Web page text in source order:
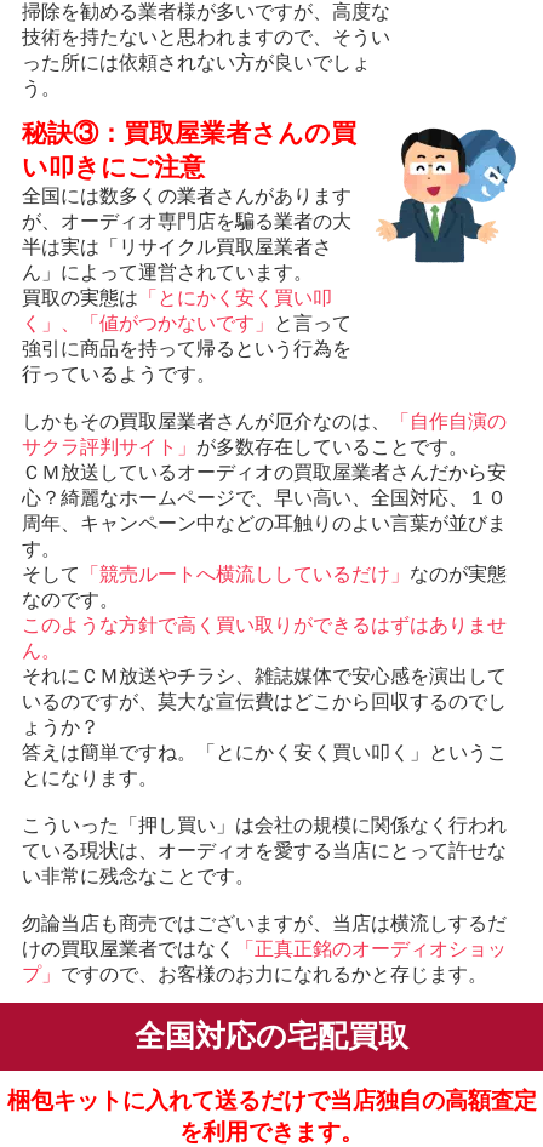
掃除を勧める業者様が多いですが、高度な
技術を持たないと思われますので、そうい
った所には依頼されない方が良いでしょ
う。
秘訣③：買取屋業者さんの買
い叩きにご注意
全国には数多くの業者さんがあります
が、オーディオ専門店を騙る業者の大
半は実は「リサイクル買取屋業者さ
ん」によって運営されています。
買取の実態は 「とにかく安く買い叩
く」、「値がつかないです」
と言って
強引に商品を持って帰るという行為を
行っているようです。
しかもその買取屋業者さんが厄介なのは、
「自作自演の
サクラ評判サイト」 が多数存在していることです。
ＣＭ放送しているオーディオの買取屋業者さんだから安
心？綺麗なホームページで、早い高い、全国対応、１０
周年、キャンペーン中などの耳触りのよい言葉が並びま
す。
そして
「競売ルートへ横流ししているだけ」 なのが実態
なのです。
このような方針で高く買い取りができるはずはありませ
ん。
それにＣＭ放送やチラシ、雑誌媒体で安心感を演出して
いるのですが、莫大な宣伝費はどこから回収するのでし
ょうか？
答えは簡単ですね。「とにかく安く買い叩く」というこ
とになります。
こういった「押し買い」は会社の規模に関係なく行われ
ている現状は、オーディオを愛する当店にとって許せな
い非常に残念なことです。
勿論当店も商売ではございますが、当店は横流しするだ
けの買取屋業者ではなく
「正真正銘のオーディオショッ
プ」 ですので、お客様のお力になれるかと存じます。
全国対応の宅配買取
梱包キットに入れて送るだけで当店独自の高額査定
を利用できます。